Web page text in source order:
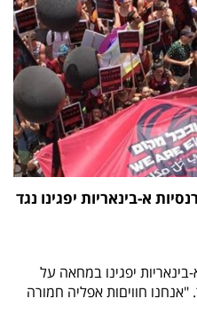
א-בינאריות יפגינו נגד
בינאריות יפגינו במחאה על
חוויםות אפליה חמורה